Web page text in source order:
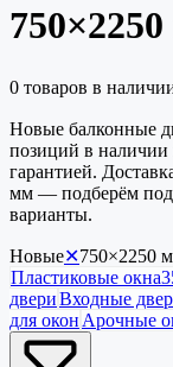
0 товаров в
Новые балконные
позиций в наличии
гарантией.
мм — подберём
варианты.
Новые✕750×2250
Пластиковые окна
двериВходные
для окон Арочные